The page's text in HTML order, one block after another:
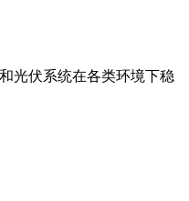
光伏系统在各类环境下稳